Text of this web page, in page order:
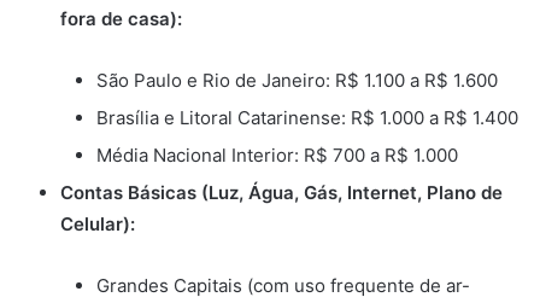
fora de casa):
São Paulo e Rio de Janeiro: R$ 1.100 a R$ 1.600
Brasília e Litoral Catarinense: R$ 1.000 a R$ 1.400
Média Nacional Interior: R$ 700 a R$ 1.000
Contas Básicas (Luz, Água, Gás, Internet, Plano de
Celular):
Grandes Capitais (com uso frequente de ar-